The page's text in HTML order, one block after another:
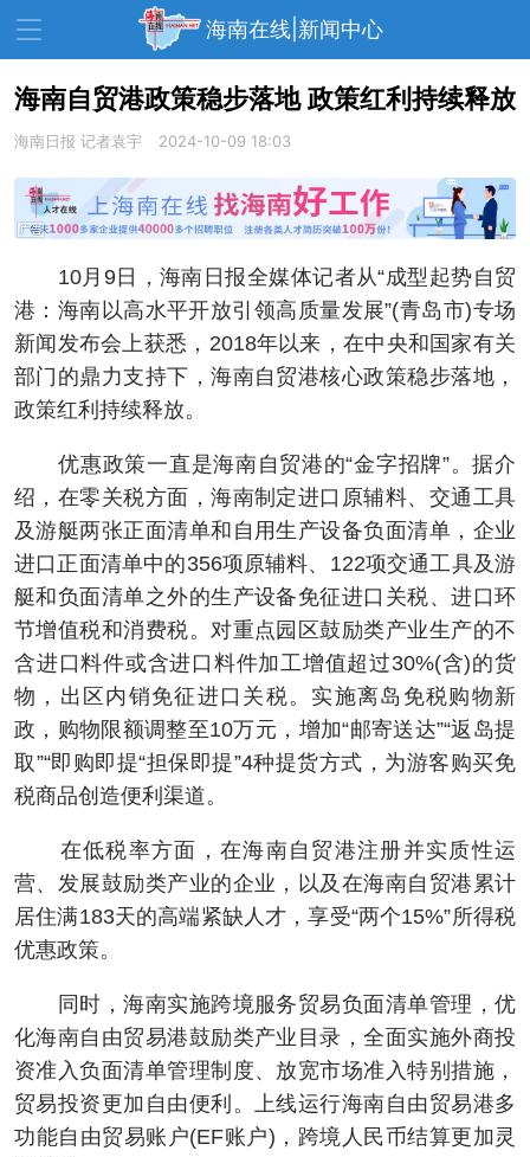
海南在线|新闻中心
资讯中心 热点 旅游
文体 财经
教育 健康 房产
家装 交通 美食
生活 演出 活动
展会 走读海南 周末去哪儿
海南自贸港政策稳步落地 政策红利持续释放
海南日报 记者袁宇 2024-10-09 18:03
10月9日，海南日报全媒体记者从“成型起势自贸
港：海南以高水平开放引领高质量发展”(青岛市)专场
新闻发布会上获悉，2018年以来，在中央和国家有关
部门的鼎力支持下，海南自贸港核心政策稳步落地，
政策红利持续释放。
优惠政策一直是海南自贸港的“金字招牌”。据介
绍，在零关税方面，海南制定进口原辅料、交通工具
及游艇两张正面清单和自用生产设备负面清单，企业
进口正面清单中的356项原辅料、122项交通工具及游
艇和负面清单之外的生产设备免征进口关税、进口环
节增值税和消费税。对重点园区鼓励类产业生产的不
含进口料件或含进口料件加工增值超过30%(含)的货
物，出区内销免征进口关税。实施离岛免税购物新
政，购物限额调整至10万元，增加“邮寄送达”“返岛提
取”“即购即提“担保即提”4种提货方式，为游客购买免
税商品创造便利渠道。
在低税率方面，在海南自贸港注册并实质性运
营、发展鼓励类产业的企业，以及在海南自贸港累计
居住满183天的高端紧缺人才，享受“两个15%”所得税
优惠政策。
同时，海南实施跨境服务贸易负面清单管理，优
化海南自由贸易港鼓励类产业目录，全面实施外商投
资准入负面清单管理制度、放宽市场准入特别措施，
贸易投资更加自由便利。上线运行海南自由贸易港多
功能自由贸易账户(EF账户)，跨境人民币结算更加灵